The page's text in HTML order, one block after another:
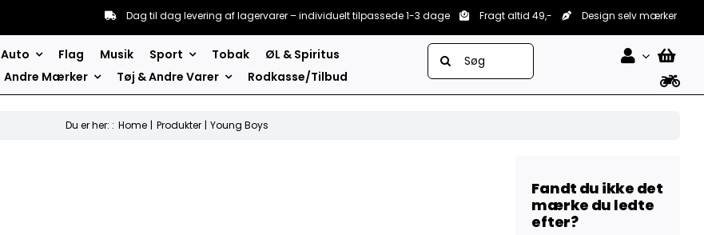
Dag til dag levering af lagervarer – individuelt tilpassede 1-3 dage Fragt altid 49,- Design selv mærker
Auto Flag Musik Sport Tobak
ØL & Spiritus
Andre Mærker
Tøj & Andre Varer Rodkasse/Tilbud
Søg
efter:
Du er her: : Home Produkter Young Boys
Fandt du ikke det
mærke du ledte
efter?